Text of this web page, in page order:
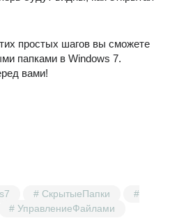
простых шагов вы сможете
папками в Windows 7.
вами!
СкрытыеПапки
УправлениеФайлами